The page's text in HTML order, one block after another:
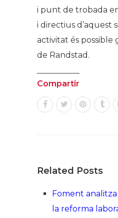
i punt de trobada
i directius d’aquest
activitat és possible
de Randstad.
Compartir
Related Posts
Foment
la reforma